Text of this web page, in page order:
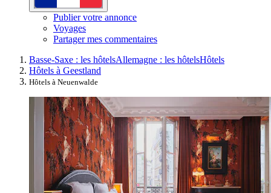
Publier votre annonce
Voyages
Partager mes commentaires
Basse-Saxe : les hôtelsAllemagne : les hôtelsHôtels
Hôtels à Geestland
Hôtels à Neuenwalde